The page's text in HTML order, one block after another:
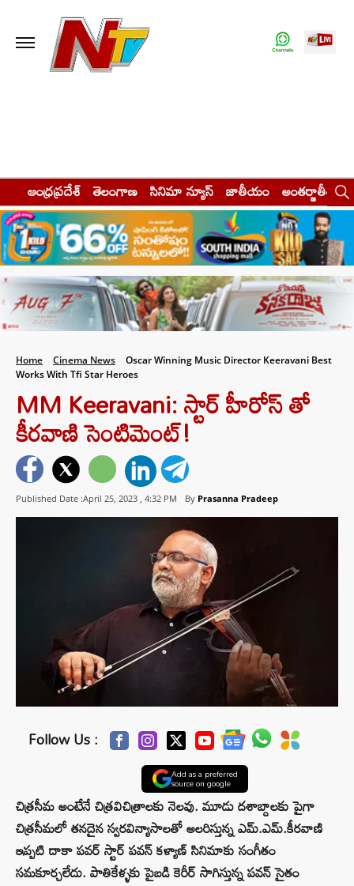
ఆంధ్రప్రదేశ్ తెలంగాణ సినిమా న్యూస్ జాతీయం అంతర్జాతీయం
Home Cinema News
Oscar Winning Music Director Keeravani Best
Works With Tfi Star Heroes
MM Keeravani: స్టార్ హీరోస్ తో
కీరవాణి సెంటిమెంట్!
Published Date :April 25, 2023 , 4:32 PM By Prasanna Pradeep
Follow Us :
Add as a preferred
source on google
చిత్రసీమ అంటేనే చిత్రవిచిత్రాలకు నెలవు. మూడు దశాబ్దాలకు పైగా
చిత్రసీమలో తనదైన స్వరవిన్యాసాలతో అలరిస్తున్న ఎమ్.ఎమ్.కీరవాణి
ఇప్పటి దాకా పవర్ స్టార్ పవన్ కళ్యాణ్ సినిమాకు సంగీతం
సమకూర్చలేదు. పాతికేళ్ళకు పైబడి కెరీర్ సాగిస్తున్న పవన్ సైతం